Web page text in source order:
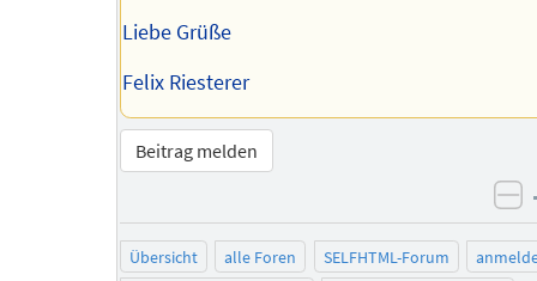
Liebe Grüße
Felix Riesterer
Beitrag melden
Übersicht alle Foren SELFHTML-Forum